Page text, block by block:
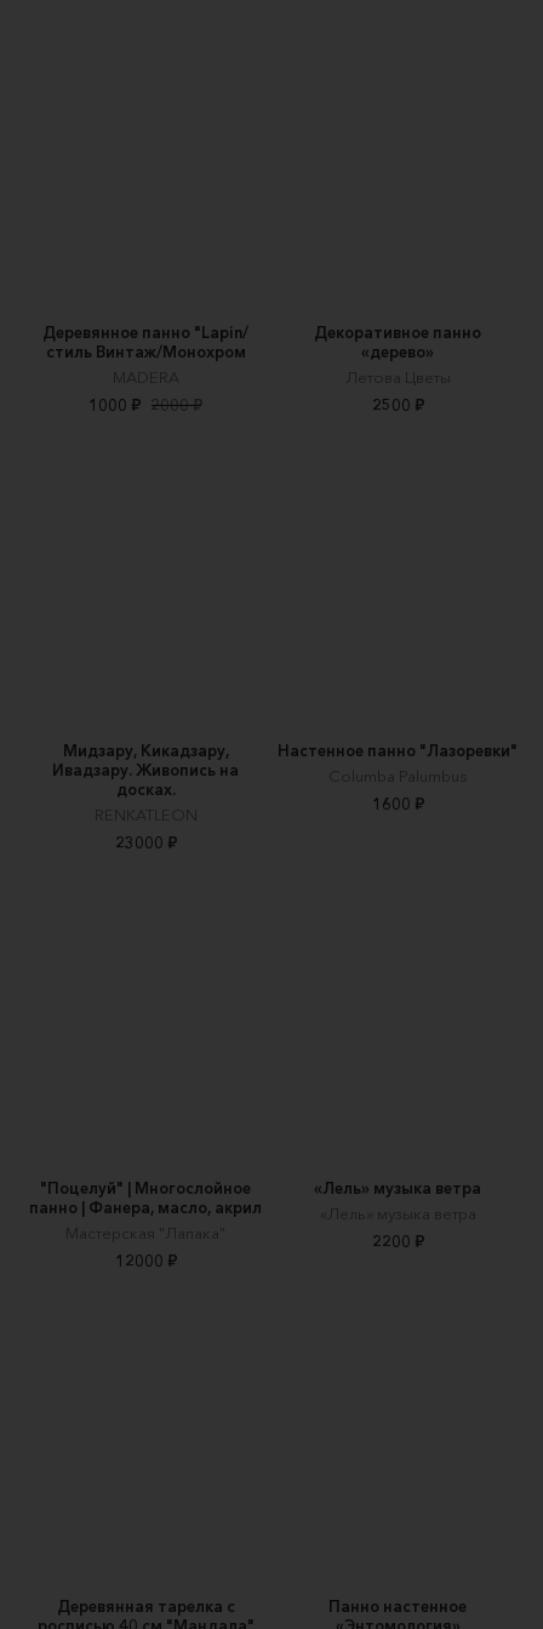
Деревянное панно "Lapin/
стиль Винтаж/Монохром
MADERA
1000 ₽ 2000 ₽
Декоративное панно
«дерево»
Летова Цветы
2500 ₽
Мидзару, Кикадзару,
Ивадзару. Живопись на
досках.
RENKATLEON
23000 ₽
Настенное панно "Лазоревки"
Columba Palumbus
1600 ₽
"Поцелуй" | Многослойное
панно | Фанера, масло, акрил
Мастерская "Лапака"
12000 ₽
«Лель» музыка ветра
«Лель»‎ музыка ветра
2200 ₽
Деревянная тарелка с
росписью 40 см "Мандала"
Панно настенное
«Энтомология»